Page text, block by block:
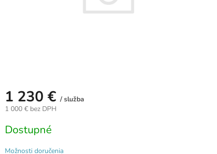
1 230 € / služba
1 000 € bez DPH
cena:
Dostupné
Možnosti doručenia